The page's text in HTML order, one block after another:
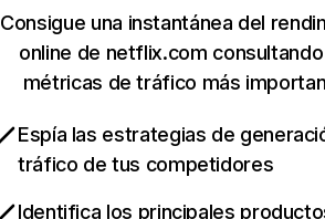
Consigue una instantánea del
online de netflix.com
métricas de tráfico más
Espía las estrategias de
tráfico de tus competidores
Identifica los principales